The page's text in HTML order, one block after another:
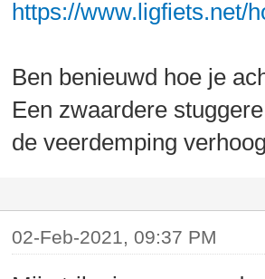
https://www.ligfiets.net/
Ben benieuwd hoe je
Een zwaardere
de veerdemping
02-Feb-2021, 09:37 PM